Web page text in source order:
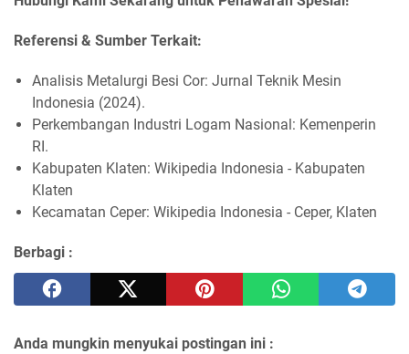
Referensi & Sumber Terkait:
Analisis Metalurgi Besi Cor: Jurnal Teknik Mesin
Indonesia (2024).
Perkembangan Industri Logam Nasional: Kemenperin
RI.
Kabupaten Klaten: Wikipedia Indonesia - Kabupaten
Klaten
Kecamatan Ceper: Wikipedia Indonesia - Ceper, Klaten
Berbagi :
Anda mungkin menyukai postingan ini :